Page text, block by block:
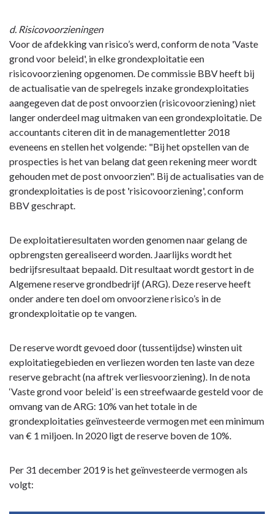
d. Risicovoorzieningen
Voor de afdekking van risico’s werd, conform de nota 'Vaste
grond voor beleid', in elke grondexploitatie een
risicovoorziening opgenomen. De commissie BBV heeft bij
de actualisatie van de spelregels inzake grondexploitaties
aangegeven dat de post onvoorzien (risicovoorziening) niet
langer onderdeel mag uitmaken van een grondexploitatie. De
accountants citeren dit in de managementletter 2018
eveneens en stellen het volgende: "Bij het opstellen van de
prospecties is het van belang dat geen rekening meer wordt
gehouden met de post onvoorzien". Bij de actualisaties van de
grondexploitaties is de post 'risicovoorziening', conform
BBV geschrapt.
De exploitatieresultaten worden genomen naar gelang de
opbrengsten gerealiseerd worden. Jaarlijks wordt het
bedrijfsresultaat bepaald. Dit resultaat wordt gestort in de
Algemene reserve grondbedrijf (ARG). Deze reserve heeft
onder andere ten doel om onvoorziene risico’s in de
grondexploitatie op te vangen.
De reserve wordt gevoed door (tussentijdse) winsten uit
exploitatiegebieden en verliezen worden ten laste van deze
reserve gebracht (na aftrek verliesvoorziening). In de nota
‘Vaste grond voor beleid’ is een streefwaarde gesteld voor de
omvang van de ARG: 10% van het totale in de
grondexploitaties geïnvesteerde vermogen met een minimum
van € 1 miljoen. In 2020 ligt de reserve boven de 10%.
Per 31 december 2019 is het geïnvesteerde vermogen als
volgt: